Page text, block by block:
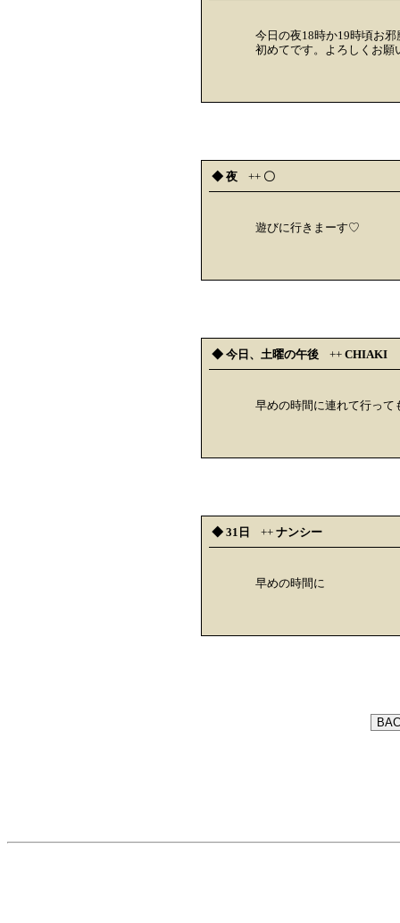
今日の夜18時か19時頃お邪
初めてです。よろしくお願
◆ 夜 ++ 〇
遊びに行きまーす♡
◆ 今日、土曜の午後 ++ CHIAKI
早めの時間に連れて行って
◆ 31日 ++ ナンシー
早めの時間に